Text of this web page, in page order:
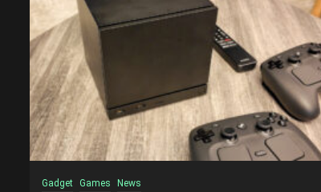
Gadget Games News